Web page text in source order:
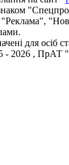
"Реклама",
для осіб
- 2026 , ПрАТ